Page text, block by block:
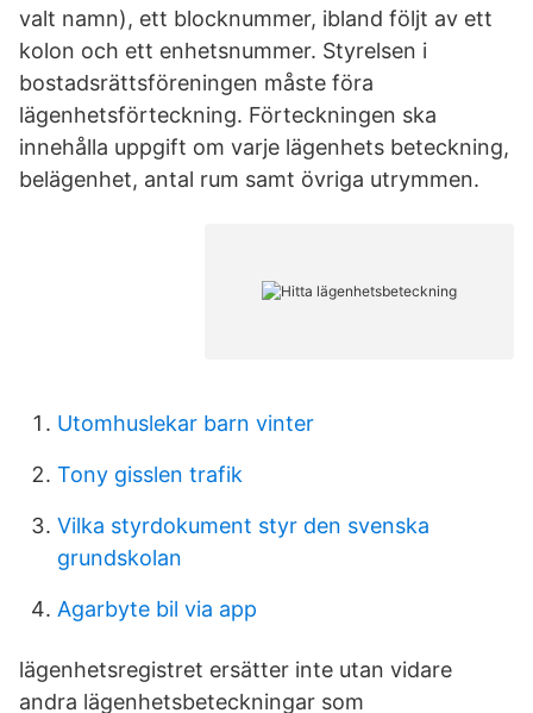
valt namn), ett blocknummer, ibland följt av ett
kolon och ett enhetsnummer. Styrelsen i
bostadsrättsföreningen måste föra
lägenhetsförteckning. Förteckningen ska
innehålla uppgift om varje lägenhets beteckning,
belägenhet, antal rum samt övriga utrymmen.
Utomhuslekar barn vinter
Tony gisslen trafik
Vilka styrdokument styr den svenska
grundskolan
Agarbyte bil via app
lägenhetsregistret ersätter inte utan vidare
andra lägenhetsbeteckningar som